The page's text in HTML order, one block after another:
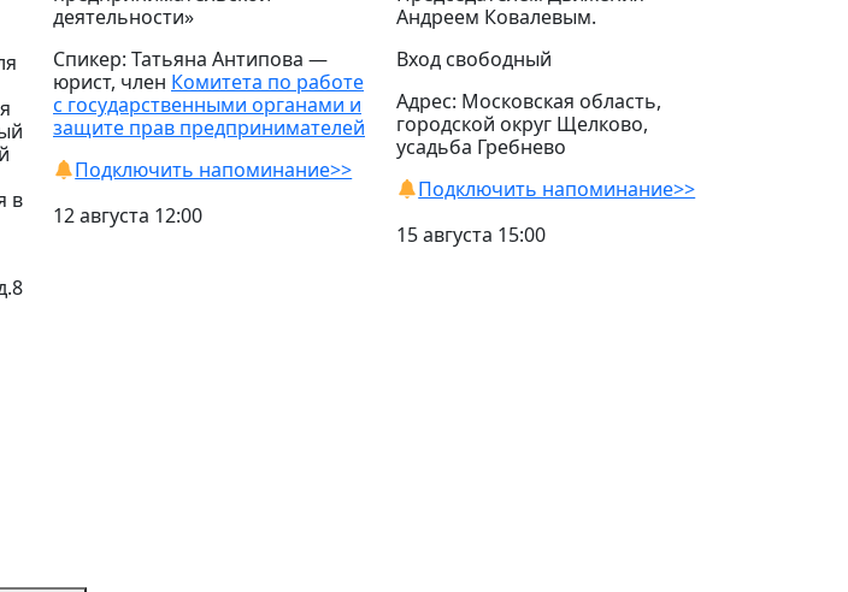
в
деятельности»
Спикер: Татьяна Антипова —
юрист, член Комитета по работе
с государственными органами и
защите прав предпринимателей
Подключить напоминание>>
12 августа 12:00
Андреем Ковалевым.
Вход свободный
Адрес: Московская область,
городской округ Щелково,
усадьба Гребнево
Подключить напоминание>>
15 августа 15:00